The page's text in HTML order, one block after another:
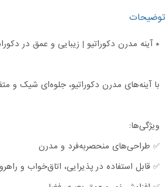
توضیحات
* آینه مدرن دکوراتیو | زیبایی و عمق در
با آینه‌های مدرن دکوراتیو، جلوه‌ای شیک و
ویژگی‌ها:
✅ طراحی‌های منحصربه‌فرد و مدرن
✅ قابل استفاده در پذیرایی، اتاق‌خواب و